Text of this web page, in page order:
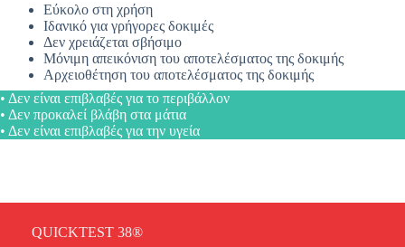
Εύκολο στη χρήση
Ιδανικό για γρήγορες δοκιμές
Δεν χρειάζεται σβήσιμο
Μόνιμη απεικόνιση του αποτελέσματος της δοκιμής
Αρχειοθέτηση του αποτελέσματος της δοκιμής
• Δεν είναι επιβλαβές για το περιβάλλον
• Δεν προκαλεί βλάβη στα μάτια
• Δεν είναι επιβλαβές για την υγεία
QUICKTEST 38®